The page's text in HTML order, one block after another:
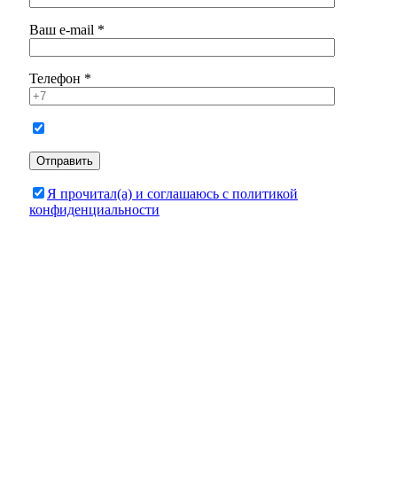
Ваш e-mail *
Телефон *
Я прочитал(а) и соглашаюсь с политикой
конфиденциальности